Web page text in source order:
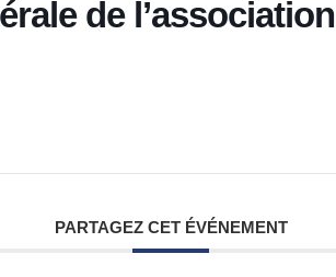
de l’association
PARTAGEZ CET ÉVÉNEMENT